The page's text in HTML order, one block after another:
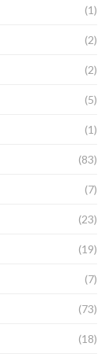
(1)
(2)
(2)
(5)
(1)
(83)
(7)
(23)
(19)
(7)
(73)
(18)